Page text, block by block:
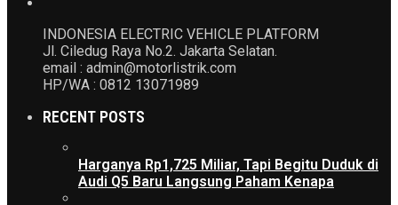
INDONESIA ELECTRIC VEHICLE PLATFORM
Jl. Ciledug Raya No.2. Jakarta Selatan.
email : admin@motorlistrik.com
HP/WA : 0812 13071989
RECENT POSTS
Harganya Rp1,725 Miliar, Tapi Begitu Duduk di
Audi Q5 Baru Langsung Paham Kenapa